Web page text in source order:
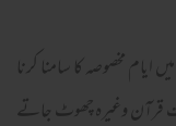
ایام مخصوصہ کا سامنا کرنا
قرآن وغیرہ چھوٹ جاتے